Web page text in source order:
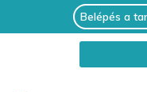
Belépés a